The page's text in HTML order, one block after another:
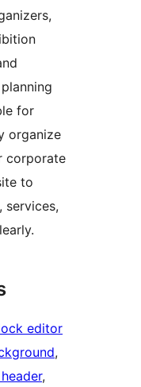
for
organize
corporate
to
services,
editor